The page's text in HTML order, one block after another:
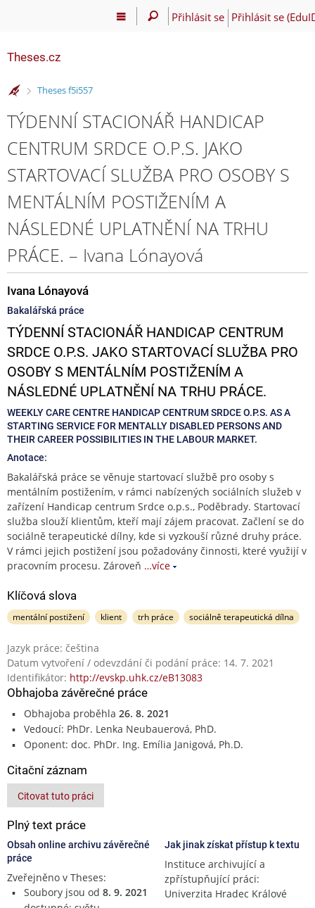
Přihlásit se Přihlásit se
Theses.cz
>
Theses f5i557
TÝDENNÍ STACIONÁŘ HANDICAP
CENTRUM SRDCE O.P.S. JAKO
STARTOVACÍ SLUŽBA PRO OSOBY S
MENTÁLNÍM POSTIŽENÍM A
NÁSLEDNÉ UPLATNĚNÍ NA TRHU
PRÁCE. – Ivana Lónayová
Ivana Lónayová
Bakalářská práce
TÝDENNÍ STACIONÁŘ HANDICAP CENTRUM
SRDCE O.P.S. JAKO STARTOVACÍ SLUŽBA PRO
OSOBY S MENTÁLNÍM POSTIŽENÍM A
NÁSLEDNÉ UPLATNĚNÍ NA TRHU PRÁCE.
WEEKLY CARE CENTRE HANDICAP CENTRUM SRDCE O.P.S. AS A
STARTING SERVICE FOR MENTALLY DISABLED PERSONS AND
THEIR CAREER POSSIBILITIES IN THE LABOUR MARKET.
Anotace:
Bakalářská práce se věnuje startovací službě pro osoby s
mentálním postižením, v rámci nabízených sociálních služeb v
zařízení Handicap centrum Srdce o.p.s., Poděbrady. Startovací
služba slouží klientům, kteří mají zájem pracovat. Začlení se do
sociálně terapeutické dílny, kde si vyzkouší různé druhy práce.
V rámci jejich postižení jsou požadovány činnosti, které využijí v
pracovním procesu. Zároveň …více
Klíčová slova
mentální postižení klient trh práce sociálně terapeutická dílna
Jazyk práce: čeština
Datum vytvoření / odevzdání či podání práce: 14. 7. 2021
Identifikátor: http://evskp.uhk.cz/eB13083
Obhajoba závěrečné práce
Obhajoba proběhla26. 8. 2021
Vedoucí: PhDr. Lenka Neubauerová, PhD.
Oponent: doc. PhDr. Ing. Emília Janigová, Ph.D.
Citační záznam
Citovat tuto práci
Plný text práce
Obsah online archivu závěrečné
práce
Zveřejněno v Theses:
Soubory jsou od8. 9. 2021
Jak jinak získat přístup k textu
Instituce archivující a
zpřístupňující práci:
Univerzita Hradec Králové